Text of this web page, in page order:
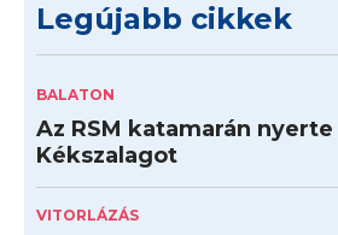
Legújabb cikkek
BALATON
Az RSM katamarán nyerte
Kékszalagot
VITORLÁZÁS